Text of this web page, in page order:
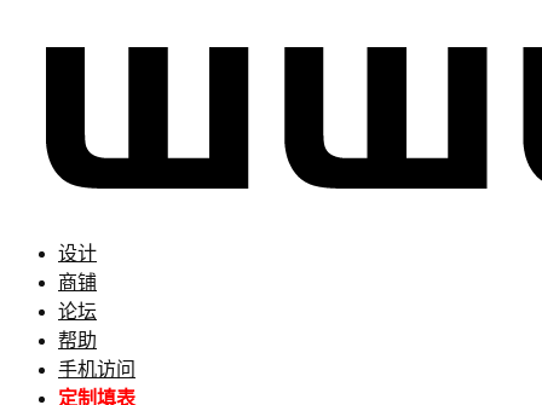
设计
商铺
论坛
帮助
手机访问
定制填表